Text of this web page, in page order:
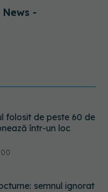
-
folosit de peste 60 de
într-un loc
semnul ignorat